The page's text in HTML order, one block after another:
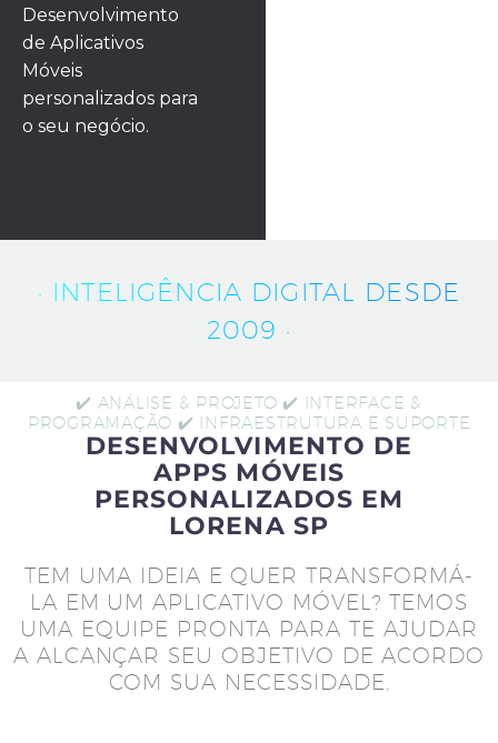
Desenvolvimento
de Aplicativos
Móveis
personalizados para
o seu negócio.
· INTELIGÊNCIA DIGITAL DESDE
2009 ·
✔️ ANÁLISE & PROJETO ✔️ INTERFACE &
PROGRAMAÇÃO ✔️ INFRAESTRUTURA E SUPORTE
DESENVOLVIMENTO DE
APPS MÓVEIS
PERSONALIZADOS EM
LORENA SP
TEM UMA IDEIA E QUER TRANSFORMÁ-
LA EM UM APLICATIVO MÓVEL? TEMOS
UMA EQUIPE PRONTA PARA TE AJUDAR
A ALCANÇAR SEU OBJETIVO DE ACORDO
COM SUA NECESSIDADE.